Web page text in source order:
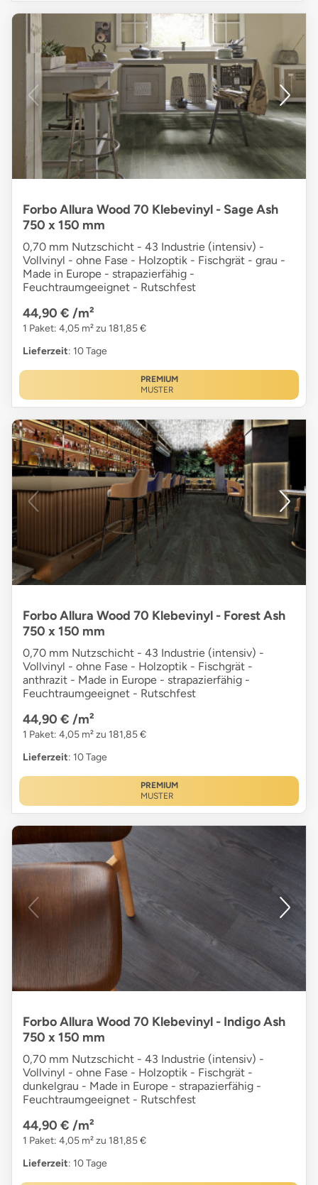
Forbo Allura Wood 70 Klebevinyl - Sage Ash
750 x 150 mm
0,70 mm Nutzschicht - 43 Industrie (intensiv) -
Vollvinyl - ohne Fase - Holzoptik - Fischgrät - grau -
Made in Europe - strapazierfähig -
Feuchtraumgeeignet - Rutschfest
44,90 € /m²
1 Paket: 4,05 m² zu 181,85 €
Lieferzeit: 10 Tage
PREMIUM
MUSTER
Forbo Allura Wood 70 Klebevinyl - Forest Ash
750 x 150 mm
0,70 mm Nutzschicht - 43 Industrie (intensiv) -
Vollvinyl - ohne Fase - Holzoptik - Fischgrät -
anthrazit - Made in Europe - strapazierfähig -
Feuchtraumgeeignet - Rutschfest
44,90 € /m²
1 Paket: 4,05 m² zu 181,85 €
Lieferzeit: 10 Tage
PREMIUM
MUSTER
Forbo Allura Wood 70 Klebevinyl - Indigo Ash
750 x 150 mm
0,70 mm Nutzschicht - 43 Industrie (intensiv) -
Vollvinyl - ohne Fase - Holzoptik - Fischgrät -
dunkelgrau - Made in Europe - strapazierfähig -
Feuchtraumgeeignet - Rutschfest
44,90 € /m²
1 Paket: 4,05 m² zu 181,85 €
Lieferzeit: 10 Tage